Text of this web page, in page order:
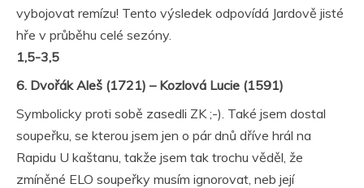
vybojovat remízu! Tento výsledek odpovídá Jardově jisté
hře v průběhu celé sezóny.
1,5-3,5
6. Dvořák Aleš (1721) – Kozlová Lucie (1591)
Symbolicky proti sobě zasedli ZK ;-). Také jsem dostal
soupeřku, se kterou jsem jen o pár dnů dříve hrál na
Rapidu U kaštanu, takže jsem tak trochu věděl, že
zmíněné ELO soupeřky musím ignorovat, neb její